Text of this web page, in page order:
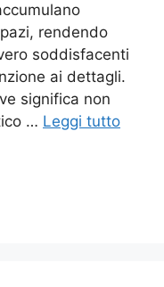
rendendo
soddisfacenti
ai dettagli.
significa non
… Leggi tutto